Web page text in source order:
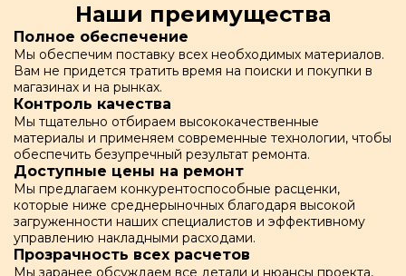
Наши преимущества
Полное обеспечение
Мы обеспечим поставку всех необходимых материалов.
Вам не придется тратить время на поиски и покупки в
магазинах и на рынках.
Контроль качества
Мы тщательно отбираем высококачественные
материалы и применяем современные технологии, чтобы
обеспечить безупречный результат ремонта.
Доступные цены на ремонт
Мы предлагаем конкурентоспособные расценки,
которые ниже среднерыночных благодаря высокой
загруженности наших специалистов и эффективному
управлению накладными расходами.
Прозрачность всех расчетов
Мы заранее обсуждаем все детали и нюансы проекта,